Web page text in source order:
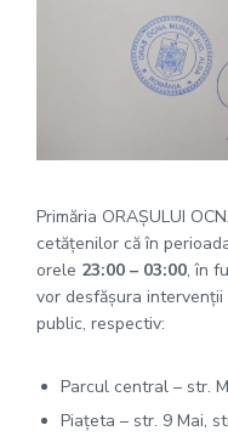
Primăria ORAȘULUI
cetățenilor că în
orele 23:00 – 03:00, în
vor desfășura
public, respectiv:
Parcul central – str.
Piațeta – str. 9 Mai,